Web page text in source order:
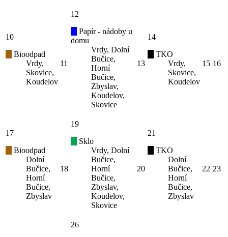
10
Bioodpad
Vrdy,
Skovice,
Koudelov
11
12
Papír - nádoby u
domu
Vrdy, Dolní
Bučice,
Horní
Bučice,
Zbyslav,
Koudelov,
Skovice
13
14
TKO
Vrdy,
Skovice,
Koudelov
15 16
17
Bioodpad
Dolní
Bučice,
Horní
Bučice,
Zbyslav
18
19
Sklo
Vrdy, Dolní
Bučice,
Horní
Bučice,
Zbyslav,
Koudelov,
Skovice
20
21
TKO
Dolní
Bučice,
Horní
Bučice,
Zbyslav
22 23
26